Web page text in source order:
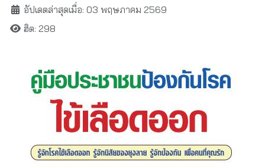
อัปเดตล่าสุดเมื่อ: 03 พฤษภาคม 2569
ฮิต: 298